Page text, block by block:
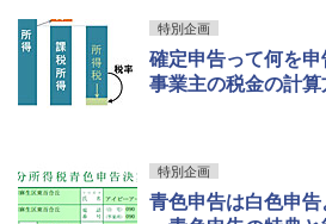
特別企画
確定申告って何を
事業主の税金の計
特別企画
青色申告は白色申告